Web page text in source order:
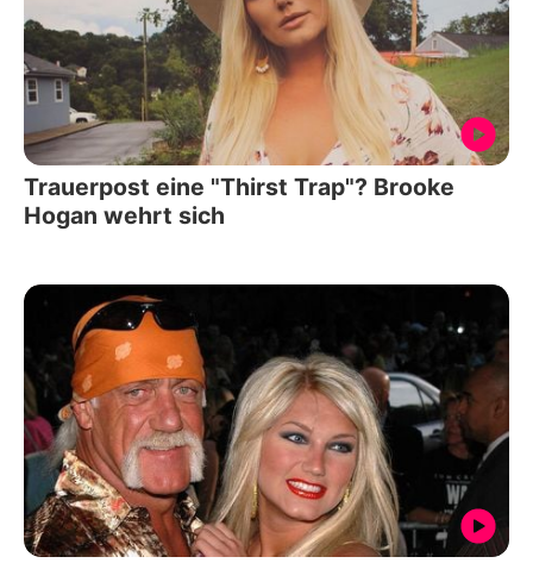
Trauerpost eine "Thirst Trap"? Brooke
Hogan wehrt sich